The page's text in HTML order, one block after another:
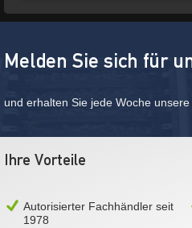
Melden Sie sich für
und erhalten Sie jede Woche
Ihre Vorteile
Autorisierter Fachhändler seit
1978